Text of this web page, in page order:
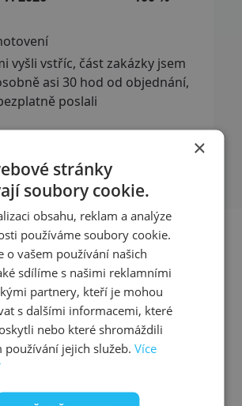
vyšli vstříc, část zakázky jsem
asi 30 hod od objednání,
poslali
Přečíst další recenze
motiv
×
stránky
soubory cookie.
obsahu, reklam a analýze
používáme soubory cookie.
o vašem používání našich
sdílíme s našimi reklamními
partnery, kteří je mohou
s dalšími informacemi, které
nebo které shromáždili
používání jejich služeb.Více